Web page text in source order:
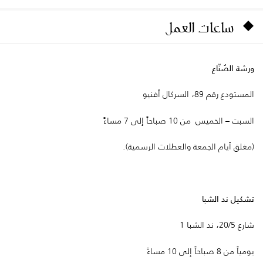
ساعات العمل
ورشة الصُنّاع
المستودع رقم 89، السركال أفنيو
السبت – الخميس من 10 صباحاً إلى 7 مساءً
(مغلق أيام الجمعة والعطلات الرسمية).
تشكيل ند الشبا
شارع 20/5، ند الشبا 1
يومياً من 8 صباحاً إلى 10 مساءً